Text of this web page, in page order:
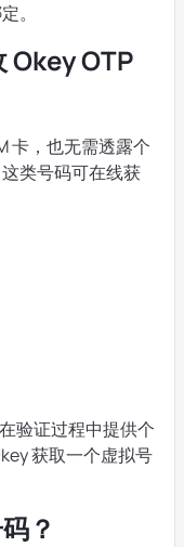
。
Okey OTP
卡，也无需透露个
类号码可在线获
验证过程中提供个
获取一个虚拟号
？